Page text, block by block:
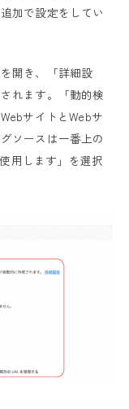
加で設定をしてい
開き、「詳細設
れます。「動的検
サイトとWebサ
ソースは一番上の
用します」を選択